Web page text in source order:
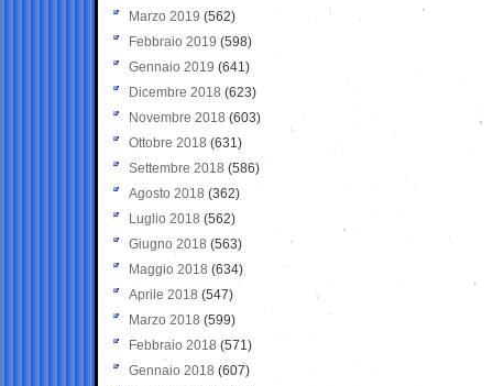
Marzo 2019 (562)
Febbraio 2019 (598)
Gennaio 2019 (641)
Dicembre 2018 (623)
Novembre 2018 (603)
Ottobre 2018 (631)
Settembre 2018 (586)
Agosto 2018 (362)
Luglio 2018 (562)
Giugno 2018 (563)
Maggio 2018 (634)
Aprile 2018 (547)
Marzo 2018 (599)
Febbraio 2018 (571)
Gennaio 2018 (607)